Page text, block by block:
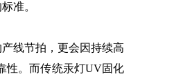
准。
线节拍，更会因持续高
性。而传统汞灯UV固化